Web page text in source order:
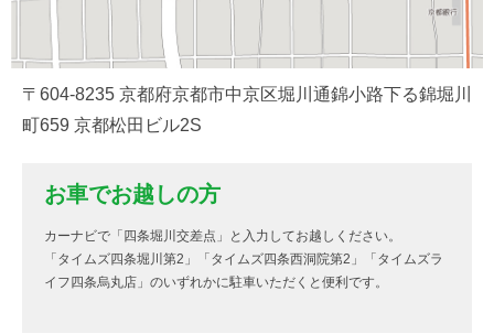
〒604-8235 京都府京都市中京区堀川通錦小路下る錦堀川
町659 京都松田ビル2S
お車でお越しの方
カーナビで「四条堀川交差点」と入力してお越しください。
「タイムズ四条堀川第2」「タイムズ四条西洞院第2」「タイムズラ
イフ四条烏丸店」のいずれかに駐車いただくと便利です。